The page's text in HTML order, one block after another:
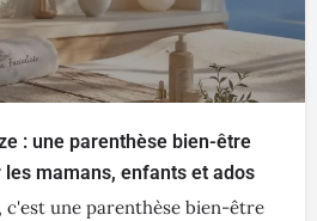
: une parenthèse bien-être
mamans, enfants et ados
c'est une parenthèse bien-être